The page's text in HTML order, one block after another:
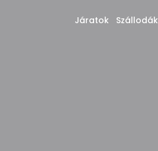
Járatok Szállodák